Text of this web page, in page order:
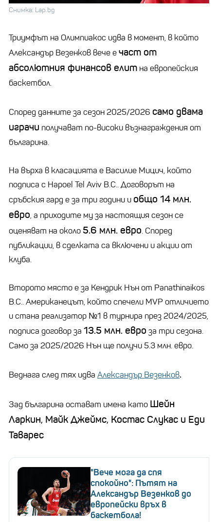
Снимка: Lap.bg
Триумфът на Олимпиакос идва в момент, в който
Александър Везенков вече ечаст от
абсолютния финансов елит на европейския
баскетбол.
Според данните за сезон 2025/2026 само двама
играчи получават по-високи възнаграждения от
българина.
На върха в класацията е Василие Мицич, който
подписа с Hapoel Tel Aviv B.C.. Договорът на
сръбския гард е за три години и общо 14 млн.
евро, а приходите му за настоящия сезон се
оценяват на около5.6 млн. евро. Според
публикации, в сделката са включени и акции от
клуба.
Второто място е за Кендрик Нън от Panathinaikos
B.C.. Американецът, който спечели MVP отличието
и стана реализатор №1 в турнира през 2024/2025,
подписа договор за 13.5 млн. евро за три сезона.
Само за 2025/2026 Нън ще получи 5.3 млн. евро.
Веднага след тях идва Александър Везенков.
Зад българина остават имена като Шейн
Ларкин, Майк Джеймс, Костас Слукас и Еди
Таварес
"Вече мога да спя
спокойно": Пътят на
Александър Везенков до
европейски връх в
баскетбола!